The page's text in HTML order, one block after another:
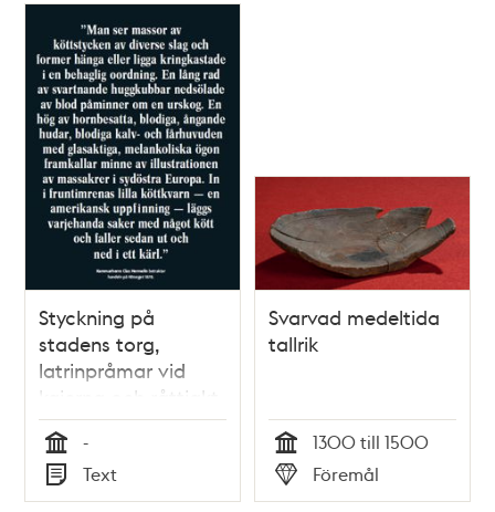
Styckning på
stadens torg,
latrinpråmar vid
kajerna och råttjakt
på bakgårdarna. I
KÖTT & BLOD, s. 20-
35
Tid
-
Typ
Text
Svarvad medeltida
tallrik
Tid
1300 till 1500
Typ
Föremål